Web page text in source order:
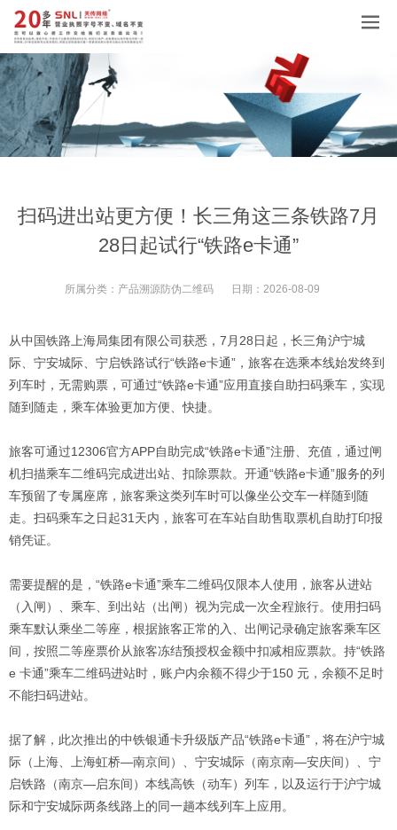
扫码进出站更方便！长三角这三条铁路7月
28日起试行“铁路e卡通”
所属分类： 产品溯源防伪二维码 日期： 2026-08-09
从中国铁路上海局集团有限公司获悉，7月28日起，长三角沪宁城
际、宁安城际、宁启铁路试行“铁路e卡通”，旅客在选乘本线始发终到
列车时，无需购票，可通过“铁路e卡通”应用直接自助扫码乘车，实现
随到随走，乘车体验更加方便、快捷。
旅客可通过12306官方APP自助完成“铁路e卡通”注册、充值，通过闸
机扫描乘车二维码完成进出站、扣除票款。开通“铁路e卡通”服务的列
车预留了专属座席，旅客乘这类列车时可以像坐公交车一样随到随
走。扫码乘车之日起31天内，旅客可在车站自助售取票机自助打印报
销凭证。
需要提醒的是，“铁路e卡通”乘车二维码仅限本人使用，旅客从进站
（入闸）、乘车、到出站（出闸）视为完成一次全程旅行。使用扫码
乘车默认乘坐二等座，根据旅客正常的入、出闸记录确定旅客乘车区
间，按照二等座票价从旅客冻结预授权金额中扣减相应票款。持“铁路
e 卡通”乘车二维码进站时，账户内余额不得少于150 元，余额不足时
不能扫码进站。
据了解，此次推出的中铁银通卡升级版产品“铁路e卡通”，将在沪宁城
际（上海、上海虹桥—南京间）、宁安城际（南京南—安庆间）、宁
启铁路（南京—启东间）本线高铁（动车）列车，以及运行于沪宁城
际和宁安城际两条线路上的同一趟本线列车上应用。